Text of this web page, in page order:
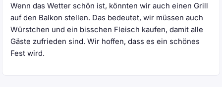
Wenn das Wetter schön ist, könnten wir auch einen Grill
auf den Balkon stellen. Das bedeutet, wir müssen auch
Würstchen und ein bisschen Fleisch kaufen, damit alle
Gäste zufrieden sind. Wir hoffen, dass es ein schönes
Fest wird.